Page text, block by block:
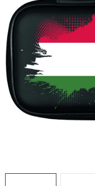
Kontakty